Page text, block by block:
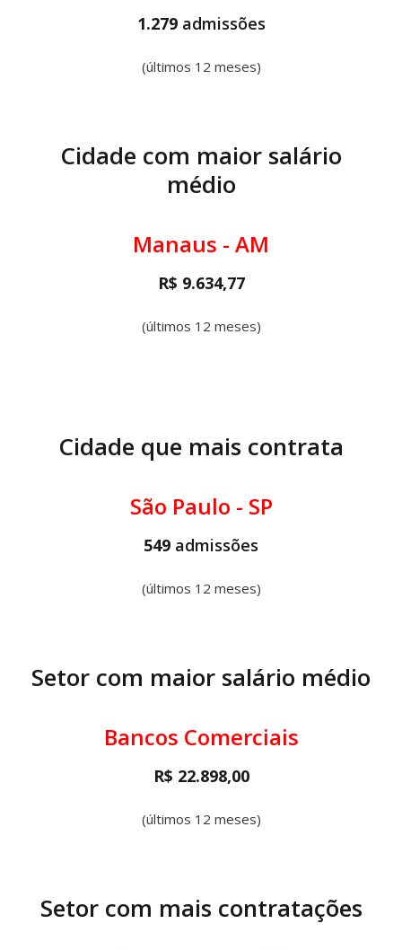
1.279 admissões
(últimos 12 meses)
Cidade com maior salário
médio
Manaus - AM
R$ 9.634,77
(últimos 12 meses)
Cidade que mais contrata
São Paulo - SP
549 admissões
(últimos 12 meses)
Setor com maior salário médio
Bancos Comerciais
R$ 22.898,00
(últimos 12 meses)
Setor com mais contratações